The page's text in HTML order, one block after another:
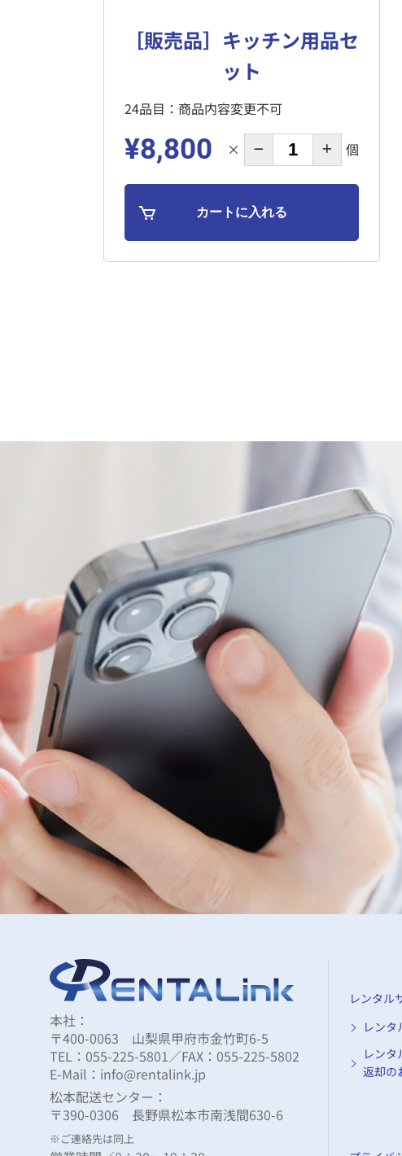
［販売品］キッチン用品セ
ット
24品目：商品内容変更不可
¥8,800 × 個
本社：
〒400-0063 山梨県甲府市金竹町6-5
TEL：055-225-5801／FAX：055-225-5802
E-Mail：info@rentalink.jp
松本配送センター：
〒390-0306 長野県松本市南浅間630-6
※ご連絡先は同上
レンタル
レンタ
レンタ
返却の